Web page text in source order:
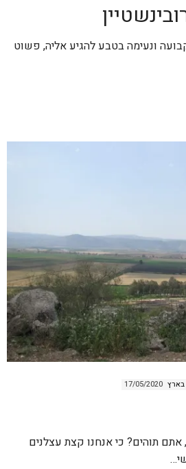
ונעימה בטבע להגיע אליה, פשוט
בארץ 17/05/2020
אתם תוהים? כי אנחנו קצת עצלנים